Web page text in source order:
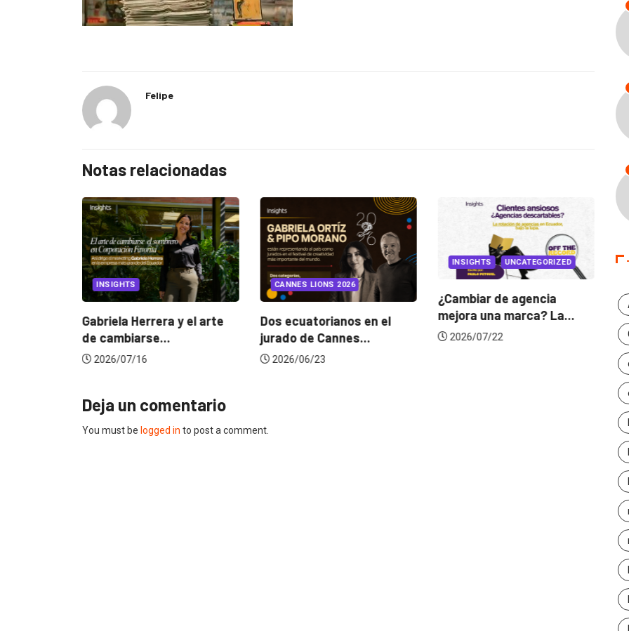
Felipe
Notas relacionadas
INSIGHTS
Gabriela Herrera y el arte
de cambiarse...
2026/07/16
CANNES LIONS 2026
Dos ecuatorianos en el
jurado de Cannes...
2026/06/23
INSIGHTS UNCATEGORIZED
¿Cambiar de agencia
mejora una marca? La...
2026/07/22
Deja un comentario
You must be logged in to post a comment.